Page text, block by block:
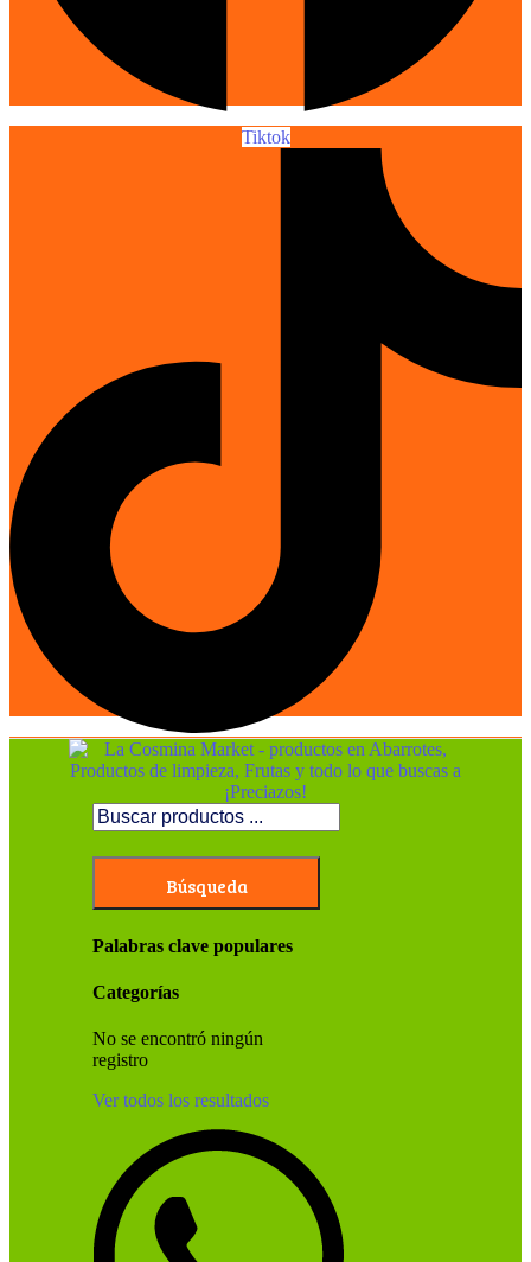
Tiktok
Búsqueda
Palabras clave populares
Categorías
No se encontró ningún
registro
Ver todos los resultados